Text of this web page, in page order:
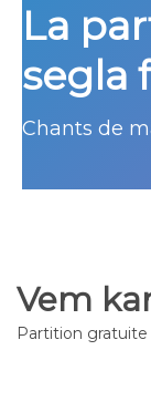
La
segla
Chants de
Vem
Partition